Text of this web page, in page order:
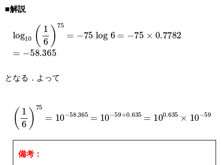
■解説
log 10( 16 )75 75log 75×
0.7782
58.365
となる．よって
1 675 =10 −58.365 10−59+0.635 100.635 10−59
備考：